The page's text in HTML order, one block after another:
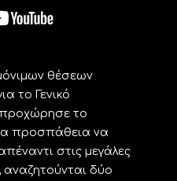
θέσεων
το Γενικό
το
προσπάθεια να
στις μεγάλες
αναζητούνται δύο